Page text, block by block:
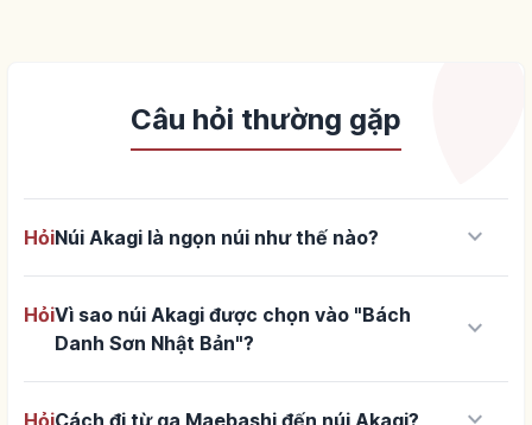
Câu hỏi thường gặp
HỏiNúi Akagi là ngọn núi như thế nào? keyboard_arrow_down
HỏiVì sao núi Akagi được chọn vào "Bách
Danh Sơn Nhật Bản"?
keyboard_arrow_down